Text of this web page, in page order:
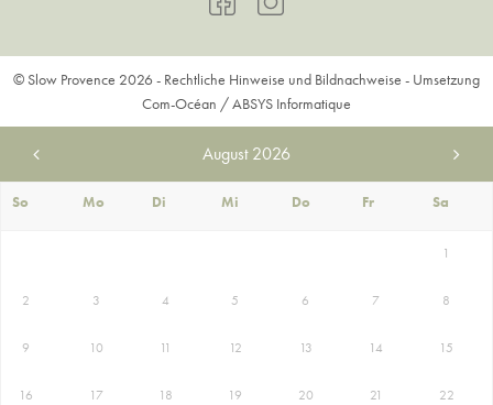
© Slow Provence 2026 - Rechtliche Hinweise und Bildnachweise - Umsetzung
Com-Océan /ABSYS Informatique
August 2026
So Mo Di Mi Do Fr Sa
1
2 3 4 5 6 7 8
9 10 11 12 13 14 15
16 17 18 19 20 21 22